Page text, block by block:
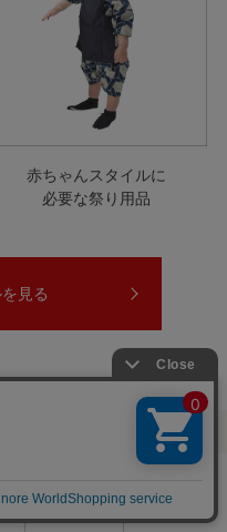
赤ちゃんスタイルに
必要な祭り用品
見る
店舗案内